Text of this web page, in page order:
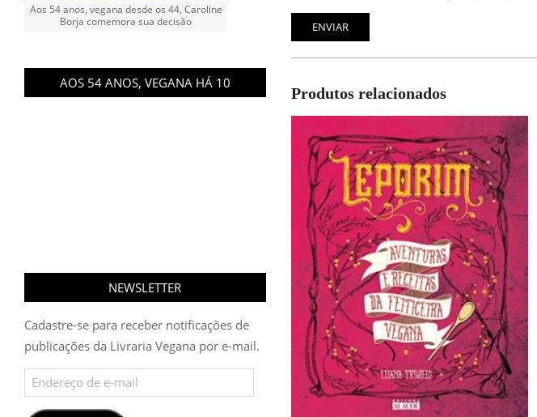
Produtos relacionados
Aos 54 anos, vegana desde os 44, Caroline
Borja comemora sua decisão
AOS 54 ANOS, VEGANA HÁ 10
NEWSLETTER
Cadastre-se para receber notificações de
publicações da Livraria Vegana por e-mail.
Endereço
de
e-